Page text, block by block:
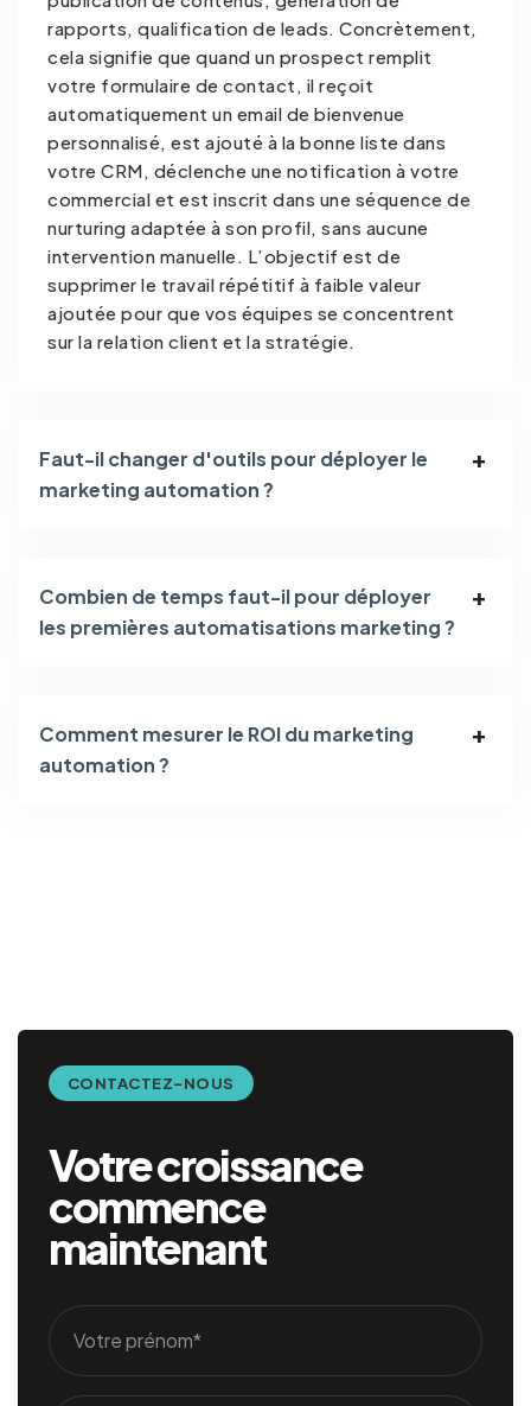
rapports, qualification de leads. Concrètement,
cela signifie que quand un prospect remplit
votre formulaire de contact, il reçoit
automatiquement un email de bienvenue
personnalisé, est ajouté à la bonne liste dans
votre CRM, déclenche une notification à votre
commercial et est inscrit dans une séquence de
nurturing adaptée à son profil, sans aucune
intervention manuelle. L’objectif est de
supprimer le travail répétitif à faible valeur
ajoutée pour que vos équipes se concentrent
sur la relation client et la stratégie.
Faut-il changer d'outils pour déployer le
marketing automation ?
Combien de temps faut-il pour déployer
les premières automatisations marketing ?
Comment mesurer le ROI du marketing
automation ?
CONTACTEZ-NOUS
Votre croissance
commence
maintenant